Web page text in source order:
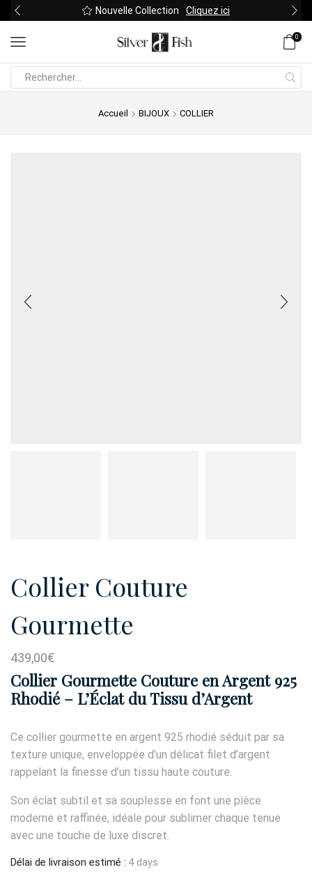
Nouvelle Collection Cliquez ici
0
Accueil BIJOUX COLLIER
Collier Couture
Gourmette
439,00€
Collier Gourmette Couture en Argent 925
Rhodié – L’Éclat du Tissu d’Argent
Ce collier gourmette en argent 925 rhodié séduit par sa
texture unique, enveloppée d’un délicat filet d’argent
rappelant la finesse d’un tissu haute couture.
Son éclat subtil et sa souplesse en font une pièce
moderne et raffinée, idéale pour sublimer chaque tenue
avec une touche de luxe discret.
Délai de livraison estimé : 4 days